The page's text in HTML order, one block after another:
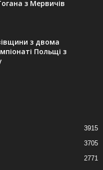
з Мервичів
з двома
Польщі з
3915
3705
2771